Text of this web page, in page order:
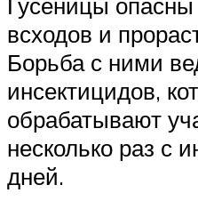
всходов и
Борьба с ними
инсектицидов,
обрабатывают
несколько раз с
дней.